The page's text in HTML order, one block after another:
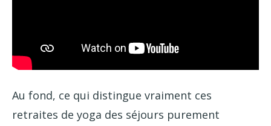
Au fond, ce qui distingue vraiment ces
retraites de yoga des séjours purement